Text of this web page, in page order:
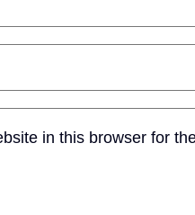
in this browser for